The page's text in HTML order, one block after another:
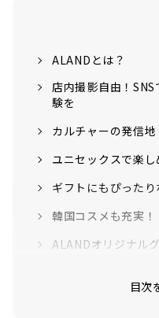
ALANDとは？
店内撮影自由！
験を
カルチャーの発信
ユニセックスで楽し
ギフトにもぴった
韓国コスメも充実！
ALANDオリジナル